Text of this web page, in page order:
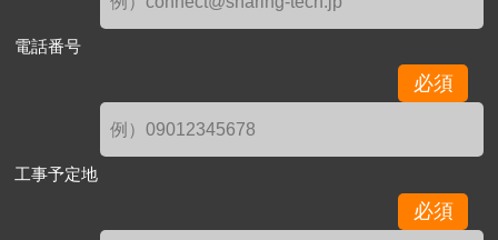
電話番号
必須
工事予定地
必須